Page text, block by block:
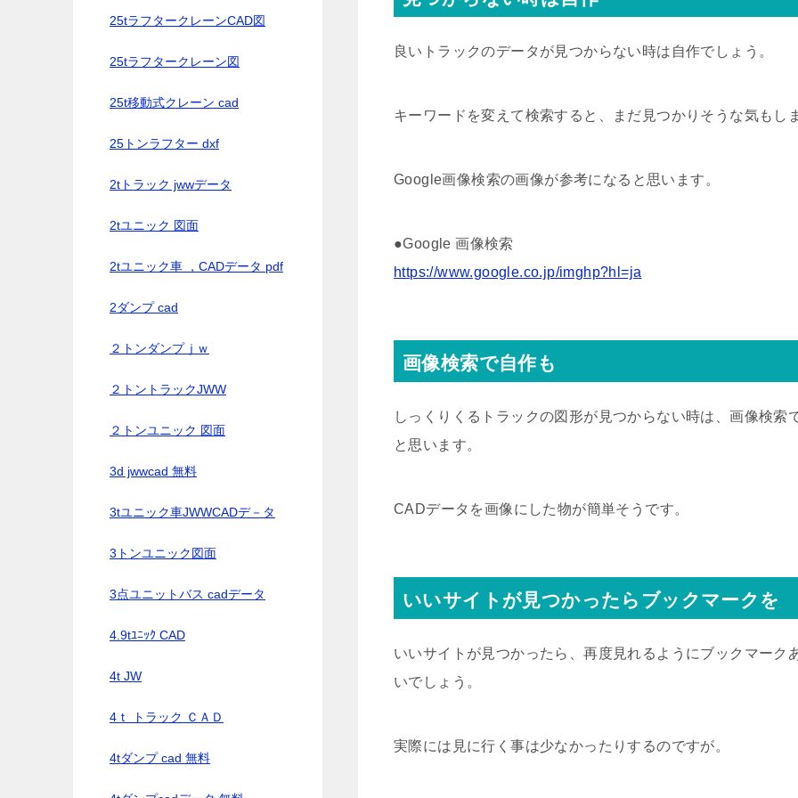
良いトラックのデータが見つからない時は自作でしょう。
キーワードを変えて検索すると、まだ見つかりそうな気もし
Google画像検索の画像が参考になると思います。
●Google 画像検索
https://www.google.co.jp/imghp?hl=ja
画像検索で自作も
しっくりくるトラックの図形が見つからない時は、画像検
と思います。
CADデータを画像にした物が簡単そうです。
いいサイトが見つかったらブックマークを
いいサイトが見つかったら、再度見れるようにブックマーク
いでしょう。
実際には見に行く事は少なかったりするのですが。
25tラフタークレーンCAD図
25tラフタークレーン図
25t移動式クレーン cad
25トンラフター dxf
2tトラック jwwデータ
2tユニック 図面
2tユニック車 ，CADデータ pdf
2ダンプ cad
２トンダンプｊｗ
２トントラックJWW
２トンユニック 図面
3d jwwcad 無料
3tユニック車JWWCADデ－タ
3トンユニック図面
3点ユニットバス cadデータ
4.9tﾕﾆｯｸ CAD
4t JW
4ｔ トラック ＣＡＤ
4tダンプ cad 無料